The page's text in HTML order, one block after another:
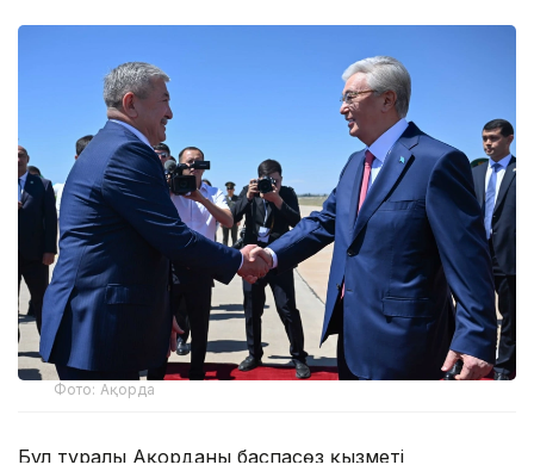
Фото: Ақорда
Бұл туралы Ақорданың баспасөз қызметі